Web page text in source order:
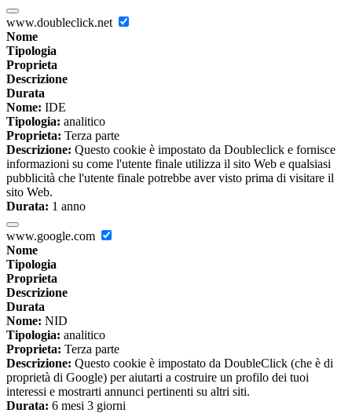
www.doubleclick.net
Nome
Tipologia
Proprieta
Descrizione
Durata
Nome: IDE
Tipologia: analitico
Proprieta: Terza parte
Descrizione: Questo cookie è impostato da Doubleclick e fornisce
informazioni su come l'utente finale utilizza il sito Web e qualsiasi
pubblicità che l'utente finale potrebbe aver visto prima di visitare il
sito Web.
Durata: 1 anno
www.google.com
Nome
Tipologia
Proprieta
Descrizione
Durata
Nome: NID
Tipologia: analitico
Proprieta: Terza parte
Descrizione: Questo cookie è impostato da DoubleClick (che è di
proprietà di Google) per aiutarti a costruire un profilo dei tuoi
interessi e mostrarti annunci pertinenti su altri siti.
Durata: 6 mesi 3 giorni